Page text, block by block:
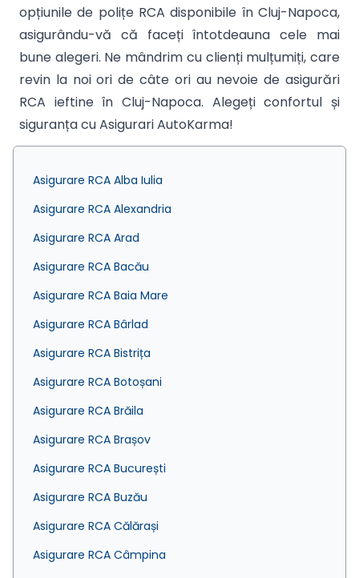
opțiunile de polițe RCA disponibile în Cluj-Napoca,
asigurându-vă că faceți întotdeauna cele mai
bune alegeri. Ne mândrim cu clienți mulțumiți, care
revin la noi ori de câte ori au nevoie de asigurări
RCA ieftine în Cluj-Napoca. Alegeți confortul și
siguranța cu Asigurari AutoKarma!
Asigurare RCA Alba Iulia
Asigurare RCA Alexandria
Asigurare RCA Arad
Asigurare RCA Bacău
Asigurare RCA Baia Mare
Asigurare RCA Bârlad
Asigurare RCA Bistrița
Asigurare RCA Botoșani
Asigurare RCA Brăila
Asigurare RCA Brașov
Asigurare RCA București
Asigurare RCA Buzău
Asigurare RCA Călărași
Asigurare RCA Câmpina